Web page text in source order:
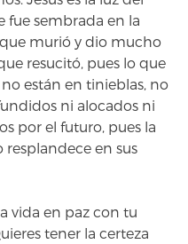
fue sembrada en la
murió y dio mucho
resucitó, pues lo que
están en tinieblas, no
ni alocados ni
por el futuro, pues la
resplandece en sus
vida en paz con tu
tener la certeza